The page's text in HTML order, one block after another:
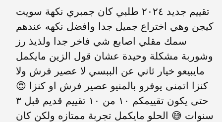
تقييم جديد ٢٠٢٤ طلبي كان جمبري نكهة سويت
كيجن وهي اختراع جميل جدا وافضل نكهه عندهم
سمك مقلي اصابع شي فاخر جدا ولذيذ رز
وشوربة مشكلة وحيدة عشان قول الزين مايكمل
مايبيعو خيار ثاني عن الببسي لا عصير فرش ولا
كنزا اتمنى يوفرو بالمنيو عصير فرش او كنزا 😍
حتى يكون تقييمكم ١٠ من ١٠ تقييم قديم قبل ٣
سنوات 😅 الحلو مايكمل تجربة ممتازه ولكن كان